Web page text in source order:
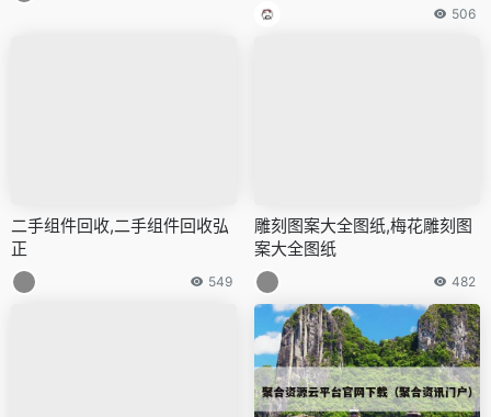
506
二手组件回收,二手组件回收弘
正
549
雕刻图案大全图纸,梅花雕刻图
案大全图纸
482